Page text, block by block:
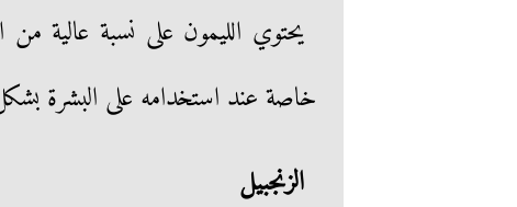
يحتوي الليمون على نسبة عالية
خاصة عند استخدامه على البشرة
الزنجبيل